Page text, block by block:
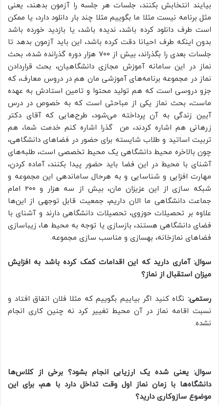
بیایند انتخابش بکنند، جلسات هر جلسه را آزمون بدهند، یعنی
مثل برنامه نیست مثلا ما بگوییم مثلا چند بار دانلود دارد، یا ممکن
است طرف دانلود کرده باشد، ندیده باشد، یا بازدید خورده باشد
بدون اینکه طرف احیانا دقت کرده باشد، این باید آزمون بدهد تا
جلسات بعدی را بگذراند، بیش از ۷۰۰ هزار دوره گذرانده شده، بحث
نماز در این سامانه آموزش مجازی دانشگاهیان، بحث قراردادن
نماز در مجموعه برنامه‌های آموزشی مان هم در دروس معارف، که
جزو دروسی است که هم تولید محتوا و تامین استادش به عهده
ماست، بحث نماز یکی از مباحثی است که به خصوص در درس
آیین زندگی به آن پرداخته می‌شود، طرح‌هایی که آقای دکتر
زرهانی هم اشاره کردند، من گذرا اشاره کنم خدمت شما، هم
تربیت اساتید و طلاب شایسته برای حضور در فضا‌های دانشگاهی،
چون بالاخره محیط دانشگاهی یک محیط تخصصی است، طلبه‌های
آشنای با محیط در این فضا باید حضور پیدا بکنند، آماده کردن،
مهارت افزایی و شناسایی و به هرحال ساماندهی این مجموعه و
شبکه سازی از این عزیزان مان، بیش از سه هزار و ۲۰۰ امام
جماعت دانشگاهی ما الان داریم، جمعیت قابل توجهی از این‌ها
علاوه بر تحصیلات حوزوی، تحصیلات دانشگاهی دارند و آشنای با
فضای دانشگاهی هستند، بازسازی یا توجه به محیط ها، زیباسازی
فضا‌های نمازخانه، بهسازی و مناسب سازی مجموعه.
سوال: آماری دارید که این اقدامات کمک کرده باشد به افزایش
میزان استقبال از نماز؟
رستمی: نگاه کنید اگر بیاییم بگوییم که مثلا فلان اتفاق افتاد و
نسبت اقامه نماز در آن محیط تغییر کرد نه چنین کاری انجام
نشده.
سوال: یعنی شده یک ارزیابی انجام بشود؟ برخی از کلاس‌ها
دانشگاه‌ها با زمان نماز اول وقت تداخل دارد با هم، برای این
موضوع سازوکاری دارید؟